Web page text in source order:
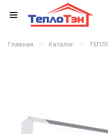
Главная – Каталог –